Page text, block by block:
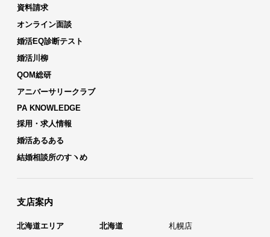
資料請求
オンライン面談
婚活EQ診断テスト
婚活川柳
QOM総研
アニバーサリークラブ
PA KNOWLEDGE
採用・求人情報
婚活あるある
結婚相談所のすヽめ
支店案内
北海道エリア 北海道
札幌店